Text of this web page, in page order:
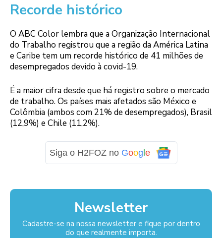
Recorde histórico
O ABC Color lembra que a Organização Internacional
do Trabalho registrou que a região da América Latina
e Caribe tem um recorde histórico de 41 milhões de
desempregados devido à covid-19.
É a maior cifra desde que há registro sobre o mercado
de trabalho. Os países mais afetados são México e
Colômbia (ambos com 21% de desempregados), Brasil
(12,9%) e Chile (11,2%).
Siga o H2FOZ no Goog e
Newsletter
Cadastre-se na nossa newsletter e fique por dentro
do que realmente importa.